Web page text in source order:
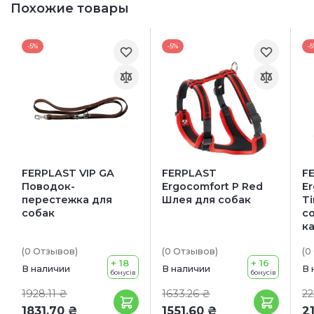
Похожие товары
-5%
FERPLAST VIP GA
Поводок-
перестежка для
собак
(0 Отзывов)
В наличии
1928.11 ₴
1831.70 ₴
+ 18
бонусів
-5%
FERPLAST
Ergocomfort P Red
Шлея для собак
(0 Отзывов)
В наличии
1633.26 ₴
1551.60 ₴
+ 16
бонусів
-
(0
В